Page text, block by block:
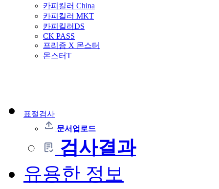
카피킬러 China
카피킬러 MKT
카피킬러DS
CK PASS
프리즘 X 몬스터
몬스터T
표절검사
문서업로드
검사결과
유용한 정보